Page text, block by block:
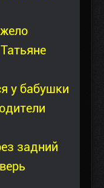
у бабушки
задний